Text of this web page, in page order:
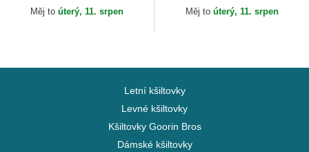
Měj to úterý, 11. srpen Měj to úterý, 11. srpen
Letní kšiltovky
Levné kšiltovky
Kšiltovky Goorin Bros
Dámské kšiltovky